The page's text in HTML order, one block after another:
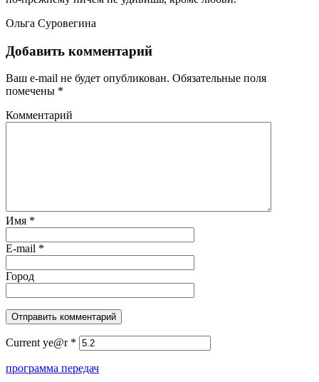
Ольга Суровегина
Добавить комментарий
Ваш e-mail не будет опубликован. Обязательные поля
помечены *
Комментарий
Имя *
E-mail *
Город
Current ye@r *
программа передач